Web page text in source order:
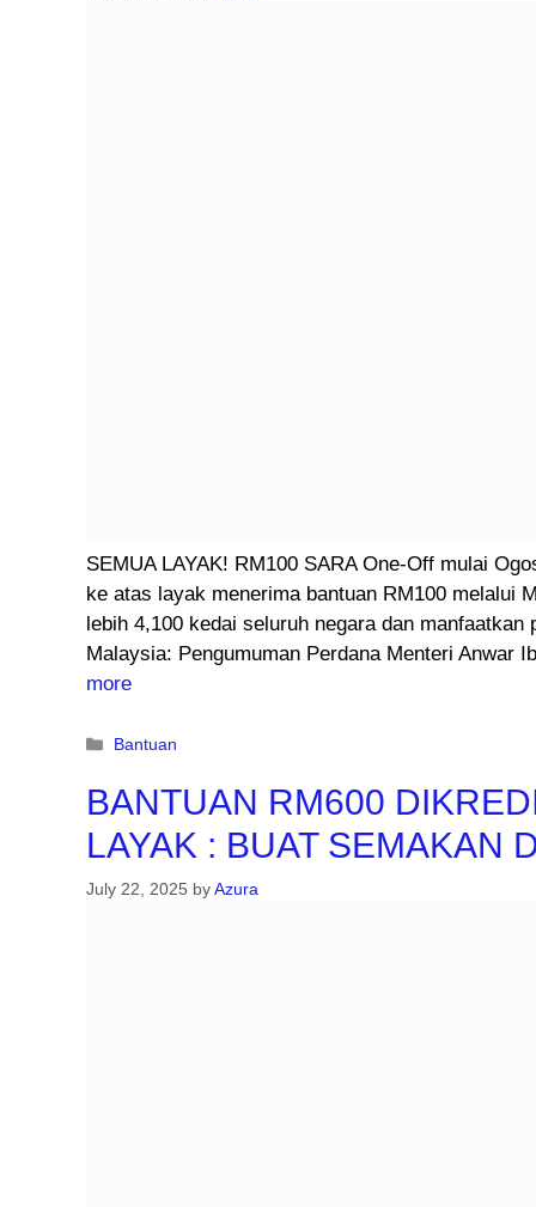
SEMUA LAYAK! RM100 SARA One-Off mulai
ke atas layak menerima bantuan RM100 melalui
lebih 4,100 kedai seluruh negara dan
Malaysia: Pengumuman Perdana Menteri Anwar
more
Categories
Bantuan
BANTUAN RM600
LAYAK : BUAT SEMAKAN
July 22, 2025 byAzura